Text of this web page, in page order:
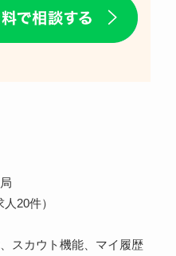
20件）
スカウト機能、マイ履歴